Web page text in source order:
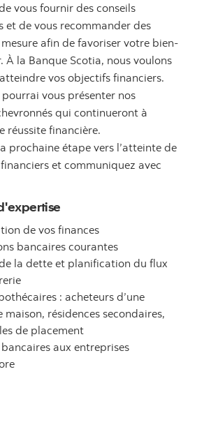
vous fournir des conseils
et de vous recommander des
afin de favoriser votre bien-
À la Banque Scotia, nous voulons
vos objectifs financiers.
vous présenter nos
qui continueront à
réussite financière.
prochaine étape vers l’atteinte de
et communiquez avec
de vos finances
bancaires courantes
la dette et planification du flux
: acheteurs d’une
maison, résidences secondaires,
de placement
bancaires aux entreprises